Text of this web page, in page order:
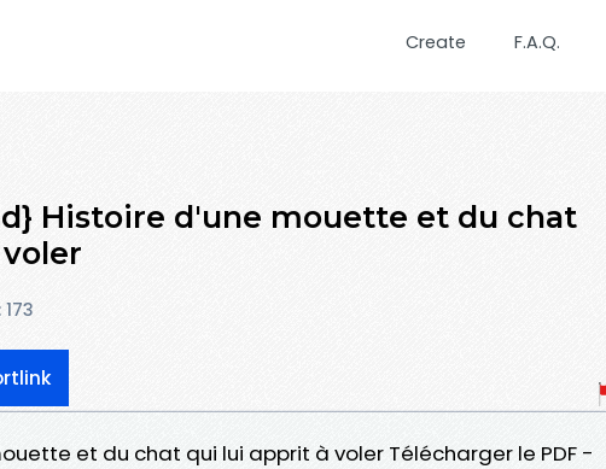
Create F.A.Q.
Histoire d'une mouette et du chat
et du chat qui lui apprit à voler Télécharger le PDF -